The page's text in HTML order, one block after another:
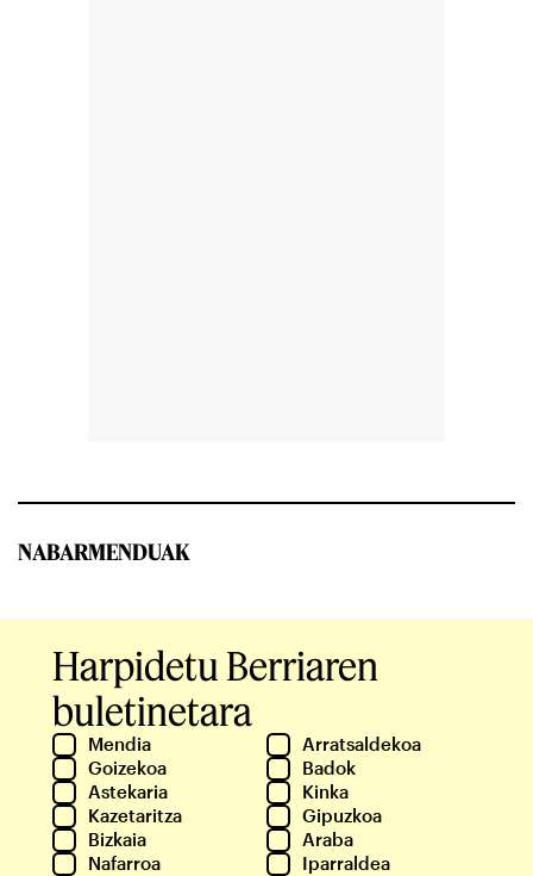
NABARMENDUAK
Harpidetu Berriaren
buletinetara
Mendia
Arratsaldekoa
Goizekoa
Badok
Astekaria
Kinka
Kazetaritza
Gipuzkoa
Bizkaia
Araba
Nafarroa
Iparraldea